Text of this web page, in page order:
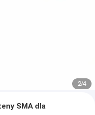
2/4
SMA dla